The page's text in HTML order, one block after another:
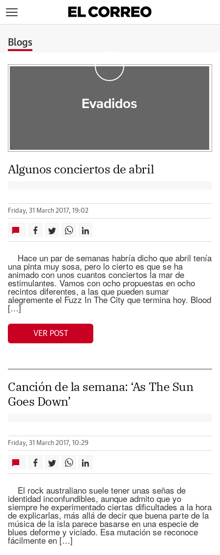
Blogs
Evadidos
Algunos conciertos de abril
Friday, 31 March 2017, 19:02
Hace un par de semanas habría dicho que abril tenía
una pinta muy sosa, pero lo cierto es que se ha
animado con unos cuantos conciertos la mar de
estimulantes. Vamos con ocho propuestas en ocho
recintos diferentes, a las que pueden sumar
alegremente el Fuzz In The City que termina hoy. Blood
[…]
VER POST
Canción de la semana: ‘As The Sun
Goes Down’
Friday, 31 March 2017, 10:29
El rock australiano suele tener unas señas de
identidad inconfundibles, aunque admito que yo
siempre he experimentado ciertas dificultades a la hora
de explicarlas, más allá de decir que buena parte de la
música de la isla parece basarse en una especie de
blues deforme y viciado. Esa mutación se reconoce
fácilmente en […]